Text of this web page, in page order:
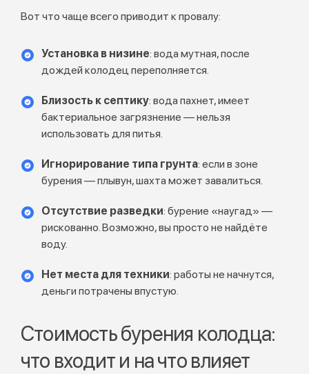
Вот что чаще всего приводит к провалу:
Установка в низине: вода мутная, после
дождей колодец переполняется.
Близость к септику: вода пахнет, имеет
бактериальное загрязнение — нельзя
использовать для питья.
Игнорирование типа грунта: если в зоне
бурения — плывун, шахта может завалиться.
Отсутствие разведки: бурение «наугад» —
рискованно. Возможно, вы просто не найдёте
воду.
Нет места для техники: работы не начнутся,
деньги потрачены впустую.
Стоимость бурения колодца:
что входит и на что влияет